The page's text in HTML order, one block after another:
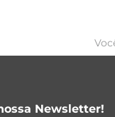
Newsletter!